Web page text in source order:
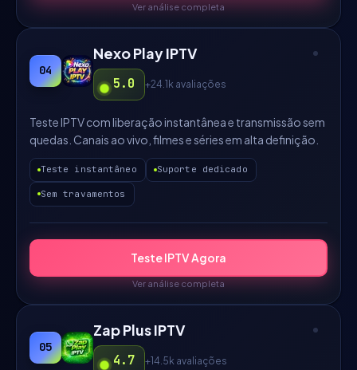
Ver análise completa
04
Nexo Play IPTV
5.0 +24.1k avaliações
Teste IPTV com liberação instantânea e transmissão sem
quedas. Canais ao vivo, filmes e séries em alta definição.
Teste instantâneo Suporte dedicado
Sem travamentos
Teste IPTV Agora
Ver análise completa
05
Zap Plus IPTV
4.7 +14.5k avaliações